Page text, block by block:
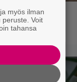
myös ilman
peruste. Voit
tahansa